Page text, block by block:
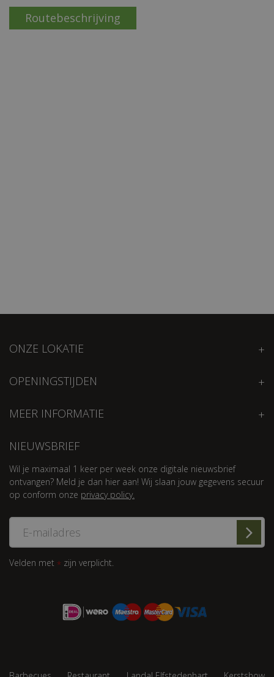
Routebeschrijving
ONZE LOKATIE
OPENINGSTIJDEN
MEER INFORMATIE
NIEUWSBRIEF
Wil je maximaal 1 keer per week onze digitale nieuwsbrief
ontvangen? Meld je dan hier aan! Wij slaan jouw gegevens secuur
op conform onze privacy policy.
Velden met * zijn verplicht.